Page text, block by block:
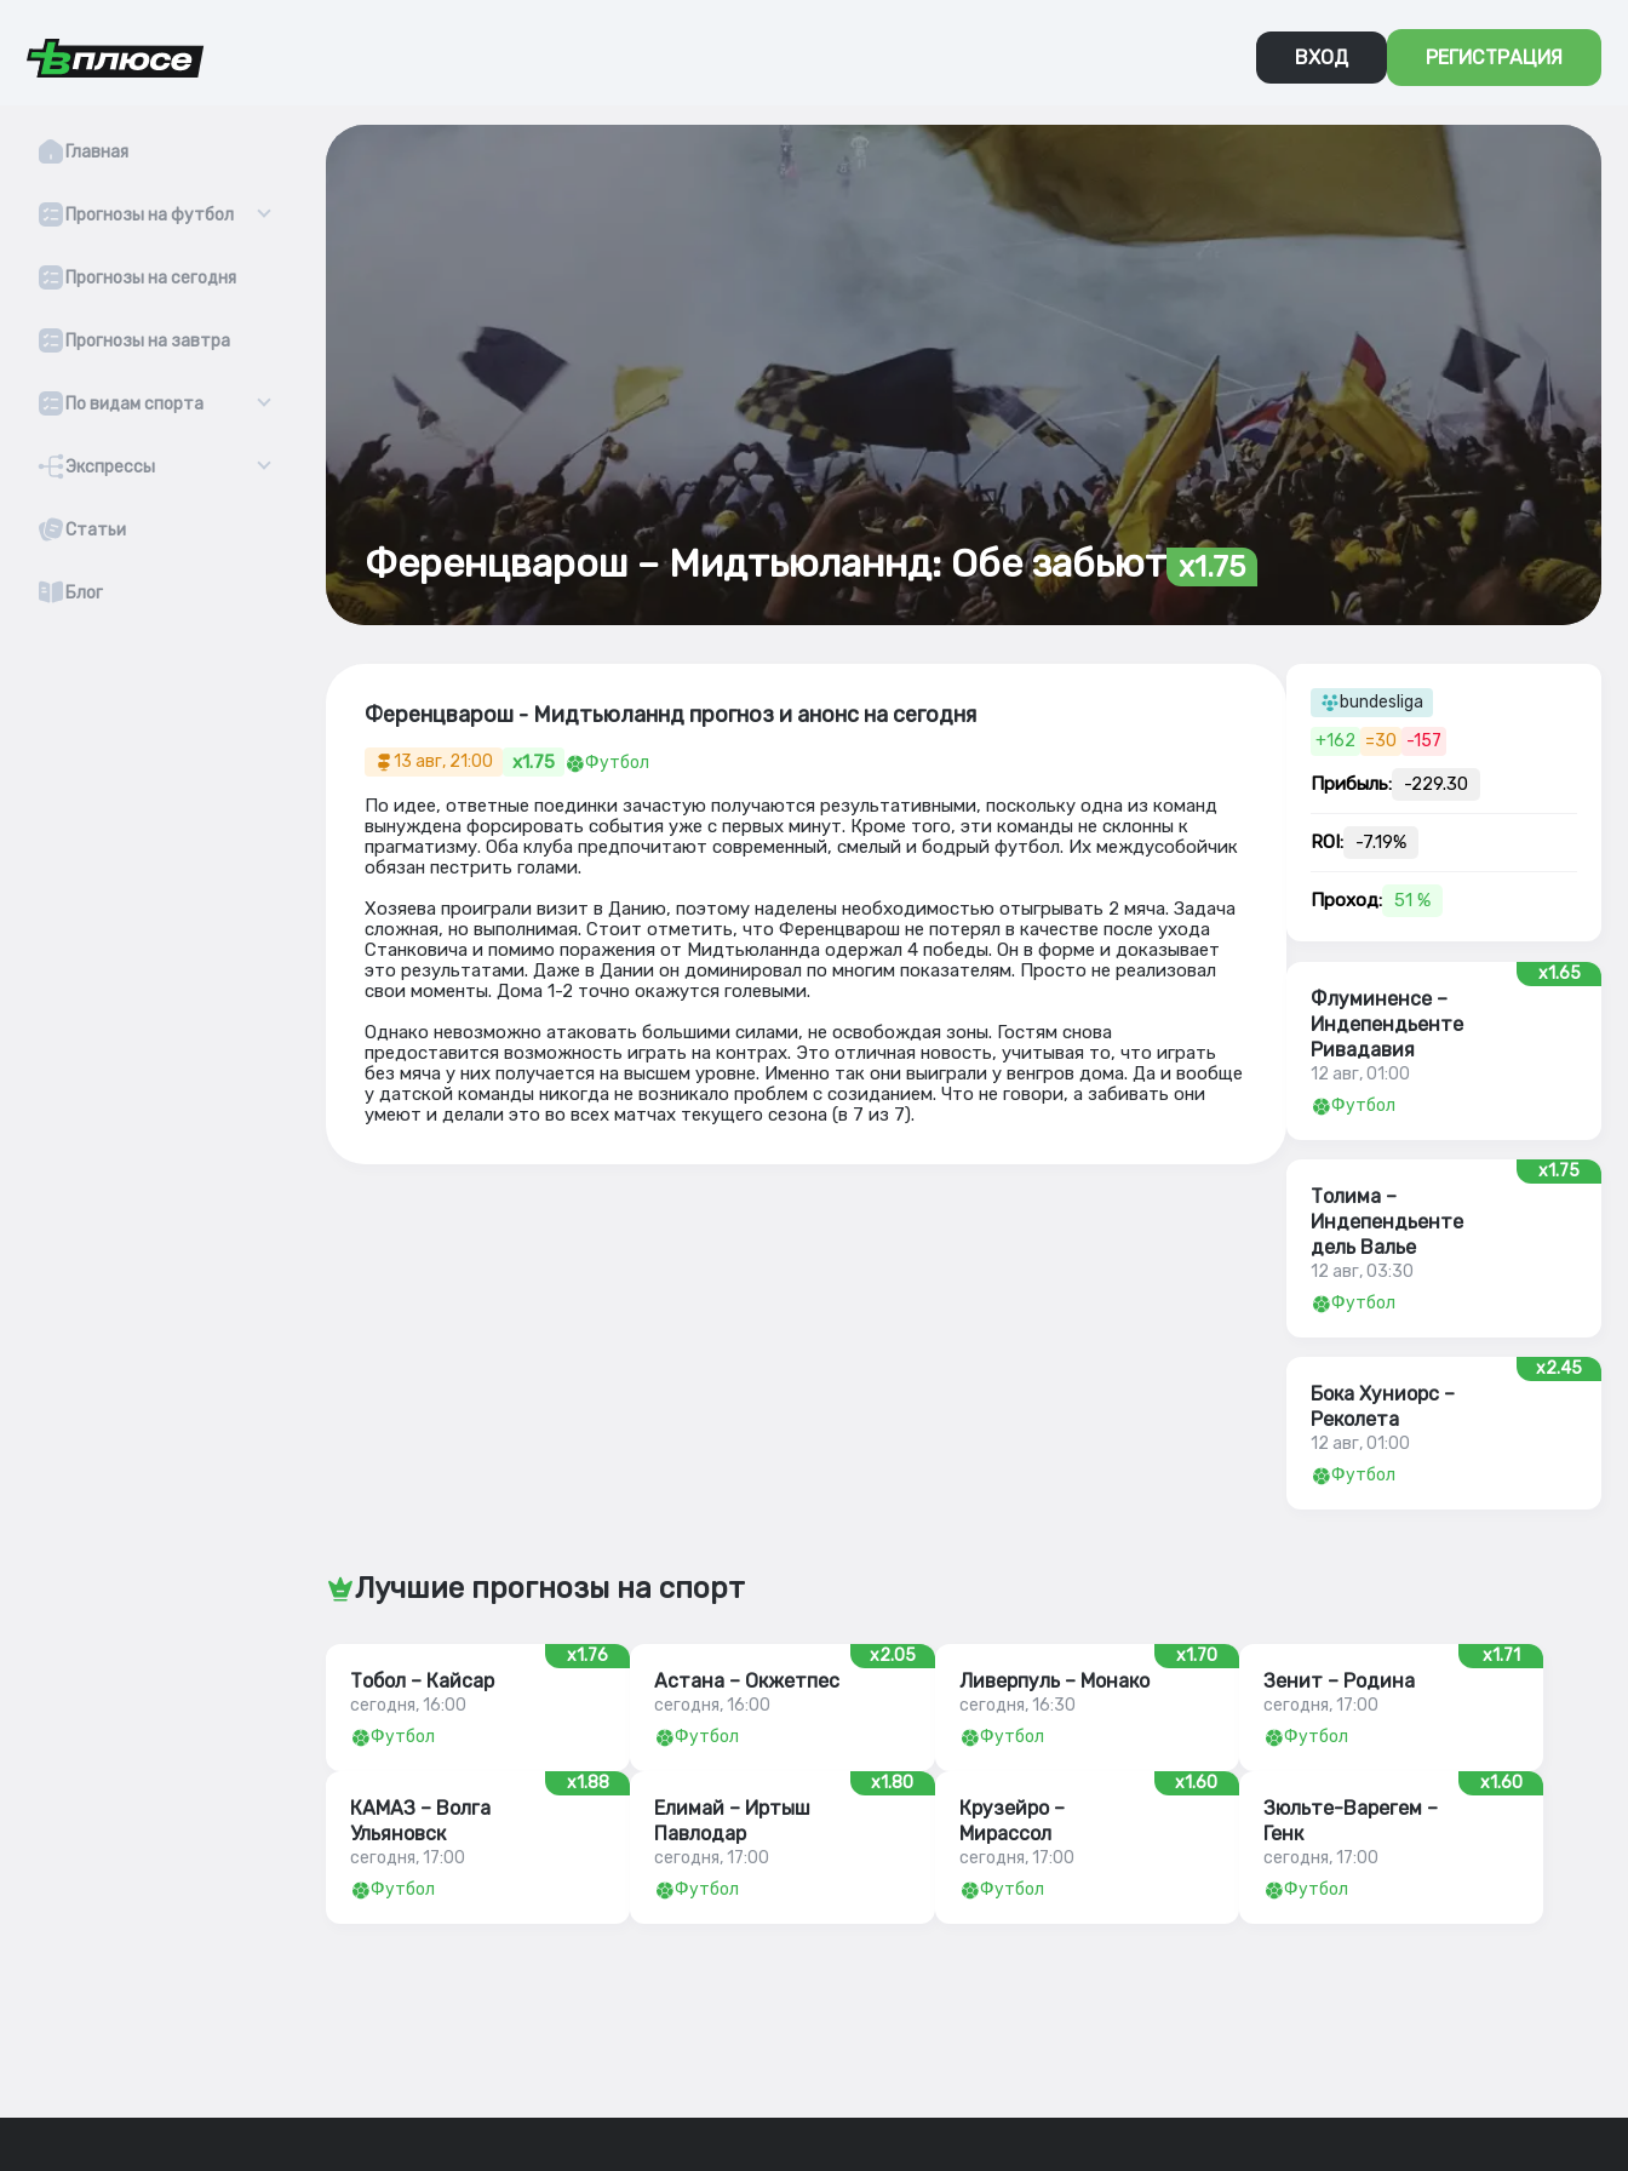
ВХОД РЕГИСТРАЦИЯ
Главная
Прогнозы на футбол
Прогнозы на сегодня
Прогнозы на завтра
По видам спорта
Экспрессы
Статьи
Блог
Ференцварош – Мидтьюланнд: Обе забьют x1.75
Ференцварош - Мидтьюланнд прогноз и анонс на сегодня
13 авг, 21:00 x1.75 Футбол
По идее, ответные поединки зачастую получаются результативными, поскольку одна из команд
вынуждена форсировать события уже с первых минут. Кроме того, эти команды не склонны к
прагматизму. Оба клуба предпочитают современный, смелый и бодрый футбол. Их междусобойчик
обязан пестрить голами.
Хозяева проиграли визит в Данию, поэтому наделены необходимостью отыгрывать 2 мяча. Задача
сложная, но выполнимая. Стоит отметить, что Ференцварош не потерял в качестве после ухода
Станковича и помимо поражения от Мидтьюланнда одержал 4 победы. Он в форме и доказывает
это результатами. Даже в Дании он доминировал по многим показателям. Просто не реализовал
свои моменты. Дома 1-2 точно окажутся голевыми.
Однако невозможно атаковать большими силами, не освобождая зоны. Гостям снова
предоставится возможность играть на контрах. Это отличная новость, учитывая то, что играть
без мяча у них получается на высшем уровне. Именно так они выиграли у венгров дома. Да и вообще
у датской команды никогда не возникало проблем с созиданием. Что не говори, а забивать они
умеют и делали это во всех матчах текущего сезона (в 7 из 7).
bundesliga
+162 =30 -157
Прибыль: -229.30
ROI: -7.19%
Проход: 51 %
x1.65
Флуминенсе –
Индепендьенте
Ривадавия
12 авг, 01:00
Футбол
x1.75
Толима –
Индепендьенте
дель Валье
12 авг, 03:30
Футбол
x2.45
Бока Хуниорс –
Реколета
12 авг, 01:00
Футбол
Лучшие прогнозы на спорт
x1.76
Тобол – Кайсар
сегодня, 16:00
Футбол
x2.05
Астана – Окжетпес
сегодня, 16:00
Футбол
x1.70
Ливерпуль – Монако
сегодня, 16:30
Футбол
x1.71
Зенит – Родина
сегодня, 17:00
Футбол
x1.88
КАМАЗ – Волга
Ульяновск
сегодня, 17:00
Футбол
x1.80
Елимай – Иртыш
Павлодар
сегодня, 17:00
Футбол
x1.60
Крузейро –
Мирассол
сегодня, 17:00
Футбол
x1.60
Зюльте-Варегем –
Генк
сегодня, 17:00
Футбол